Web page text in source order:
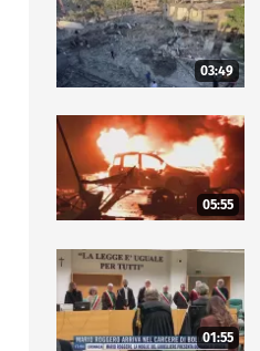
03:49
05:55
01:55